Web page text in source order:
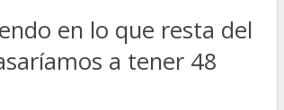
en lo que resta del
a tener 48